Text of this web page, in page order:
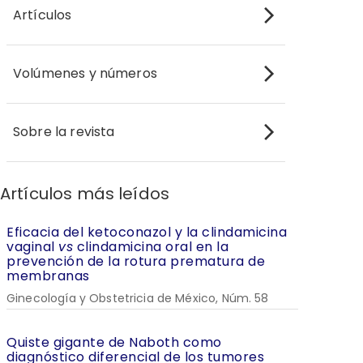
Artículos
Volúmenes y números
Sobre la revista
Artículos más leídos
Eficacia del ketoconazol y la clindamicina
vaginal vs clindamicina oral en la
prevención de la rotura prematura de
membranas
Ginecología y Obstetricia de México, Núm. 58
Quiste gigante de Naboth como
diagnóstico diferencial de los tumores